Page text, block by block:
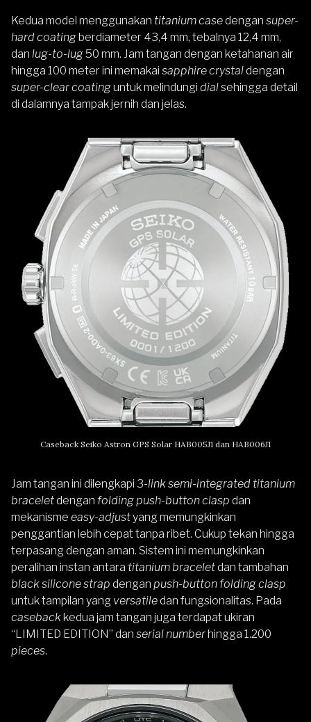
Kedua model menggunakan titanium casedengan super-
hard coatingberdiameter 43,4 mm, tebalnya 12,4 mm,
dan lug-to-lug50 mm. Jam tangan dengan ketahanan air
hingga 100 meter ini memakai sapphire crystaldengan
super-clear coatinguntuk melindungi dialsehingga detail
di dalamnya tampak jernih dan jelas.
Caseback Seiko Astron GPS Solar HAB005J1 dan HAB006J1
Jam tangan ini dilengkapi 3-link semi-integrated titanium
braceletdengan folding push-button clasp dan
mekanisme easy-adjustyang memungkinkan
penggantian lebih cepat tanpa ribet. ​​Cukup tekan hingga
terpasang dengan aman. Sistem ini memungkinkan
peralihan instan antara titanium braceletdan tambahan
black silicone strap dengan push-button folding clasp
untuk tampilan yang versatiledan fungsionalitas. Pada
casebackkedua jam tangan juga terdapat ukiran
“LIMITED EDITION” dan serial numberhingga 1.200
pieces.